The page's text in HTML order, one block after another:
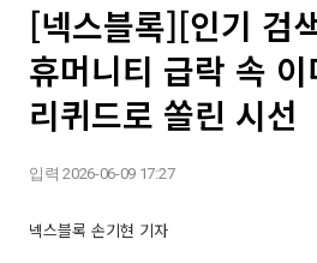
[넥스블록][인기 검
휴머니티 급락 속 이
리퀴드로 쏠린 시선
입력 2026-06-09 17:27
넥스블록 손기현 기자